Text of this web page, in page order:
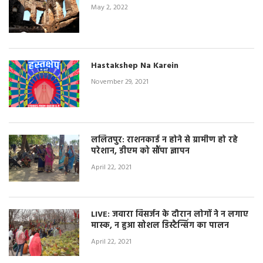
May 2, 2022
Hastakshep Na Karein
November 29, 2021
ललितपुर: राशनकार्ड न होने से ग्रामीण हो रहे
परेशान, डीएम को सौंपा ज्ञापन
April 22, 2021
LIVE: जवारा विसर्जन के दौरान लोगों ने न लगाए
मास्क, न हुआ सोशल डिस्टैन्सिंग का पालन
April 22, 2021